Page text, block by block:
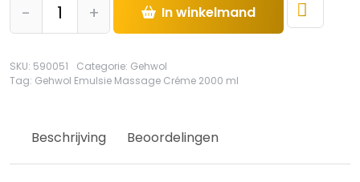
-
Emulsie
Massage
Créme
2000
+ In winkelmand
SKU: 590051 Categorie: Gehwol
Tag: Gehwol Emulsie Massage Créme 2000 ml
Beschrijving Beoordelingen